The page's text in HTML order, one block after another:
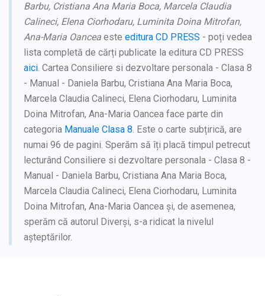
Barbu, Cristiana Ana Maria Boca, Marcela Claudia
Calineci, Elena Ciorhodaru, Luminita Doina Mitrofan,
Ana-Maria Oancea este editura CD PRESS - poți vedea
lista completă de cărți publicate la editura CD PRESS
aici. Cartea Consiliere si dezvoltare personala - Clasa 8
- Manual - Daniela Barbu, Cristiana Ana Maria Boca,
Marcela Claudia Calineci, Elena Ciorhodaru, Luminita
Doina Mitrofan, Ana-Maria Oancea face parte din
categoria Manuale Clasa 8. Este o carte subțirică, are
numai 96 de pagini. Sperăm să îți placă timpul petrecut
lecturând Consiliere si dezvoltare personala - Clasa 8 -
Manual - Daniela Barbu, Cristiana Ana Maria Boca,
Marcela Claudia Calineci, Elena Ciorhodaru, Luminita
Doina Mitrofan, Ana-Maria Oancea și, de asemenea,
sperăm că autorul Diverși, s-a ridicat la nivelul
așteptărilor.